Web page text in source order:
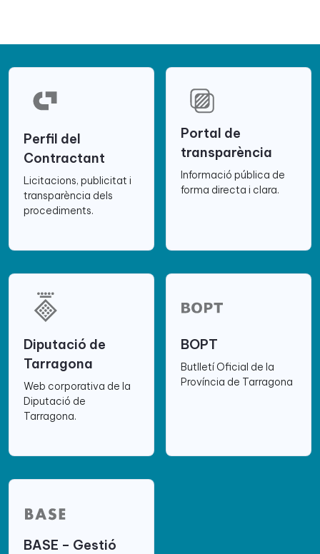
Perfil del
Contractant
Licitacions, publicitat i
transparència dels
procediments.
Portal de
transparència
Informació pública de
forma directa i clara.
Diputació de
Tarragona
Web corporativa de la
Diputació de
Tarragona.
BOPT
Butlletí Oficial de la
Província de Tarragona
BASE – Gestió